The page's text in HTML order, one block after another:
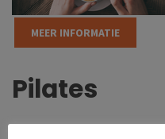
MEER INFORMATIE
Pilates